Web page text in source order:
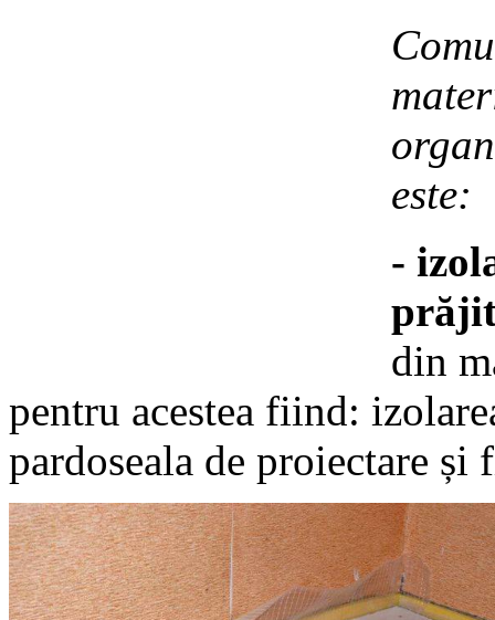
este:
-
din
pentru acestea fiind:
pardoseala de proiectare și